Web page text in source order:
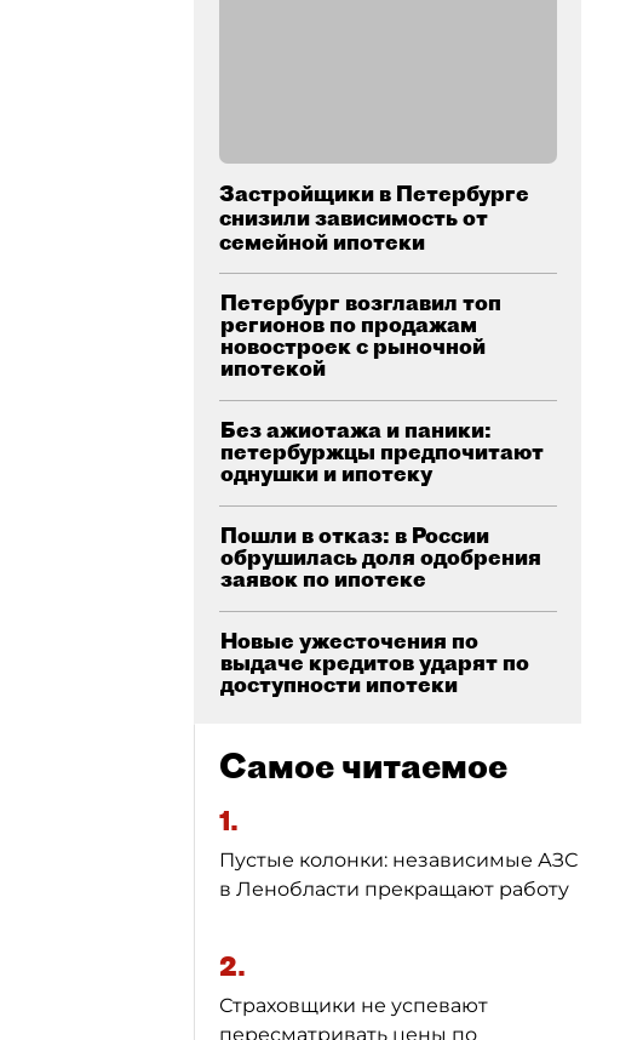
Застройщики в Петербурге
снизили зависимость от
семейной ипотеки
Петербург возглавил топ
регионов по продажам
новостроек с рыночной
ипотекой
Без ажиотажа и паники:
петербуржцы предпочитают
однушки и ипотеку
Пошли в отказ: в России
обрушилась доля одобрения
заявок по ипотеке
Новые ужесточения по
выдаче кредитов ударят по
доступности ипотеки
Самое читаемое
1.
Пустые колонки: независимые АЗС
в Ленобласти прекращают работу
2.
Страховщики не успевают
пересматривать цены по